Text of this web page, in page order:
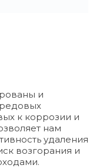
и
к коррозии и
нам
удаления
возгорания и